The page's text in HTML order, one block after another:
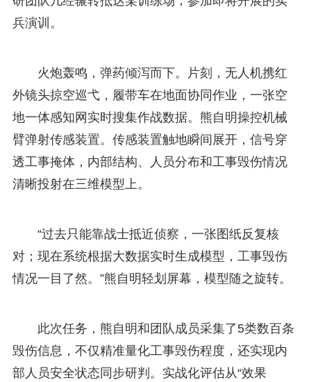
兵演训。
火炮轰鸣，弹药倾泻而下。片刻，无人机携红
外镜头掠空巡弋，履带车在地面协同作业，一张空
地一体感知网实时搜集作战数据。熊自明操控机械
臂弹射传感装置。传感装置触地瞬间展开，信号穿
透工事掩体，内部结构、人员分布和工事毁伤情况
清晰投射在三维模型上。
“过去只能靠战士抵近侦察，一张图纸反复核
对；现在系统根据大数据实时生成模型，工事毁伤
情况一目了然。”熊自明轻划屏幕，模型随之旋转。
此次任务，熊自明和团队成员采集了5类数百条
毁伤信息，不仅精准量化工事毁伤程度，还实现内
部人员安全状态同步研判。实战化评估从“效果